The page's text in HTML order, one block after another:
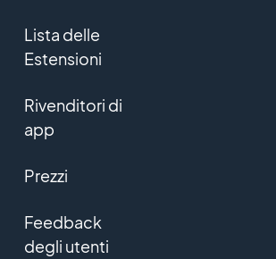
Lista delle
Estensioni
Rivenditori di
app
Prezzi
Feedback
degli utenti